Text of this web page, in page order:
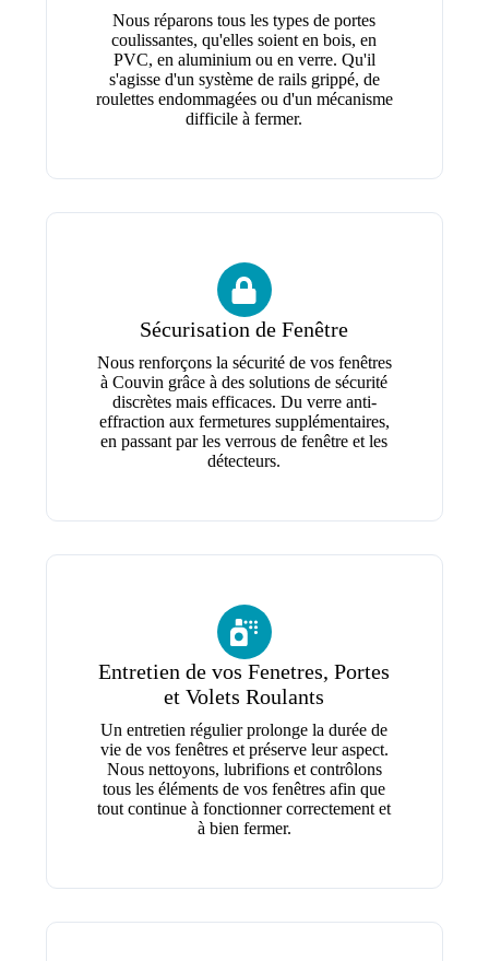
Nous réparons tous les types de portes
coulissantes, qu'elles soient en bois, en
PVC, en aluminium ou en verre. Qu'il
s'agisse d'un système de rails grippé, de
roulettes endommagées ou d'un mécanisme
difficile à fermer.
Sécurisation de Fenêtre
Nous renforçons la sécurité de vos fenêtres
à Couvin grâce à des solutions de sécurité
discrètes mais efficaces. Du verre anti-
effraction aux fermetures supplémentaires,
en passant par les verrous de fenêtre et les
détecteurs.
Entretien de vos Fenetres, Portes
et Volets Roulants
Un entretien régulier prolonge la durée de
vie de vos fenêtres et préserve leur aspect.
Nous nettoyons, lubrifions et contrôlons
tous les éléments de vos fenêtres afin que
tout continue à fonctionner correctement et
à bien fermer.